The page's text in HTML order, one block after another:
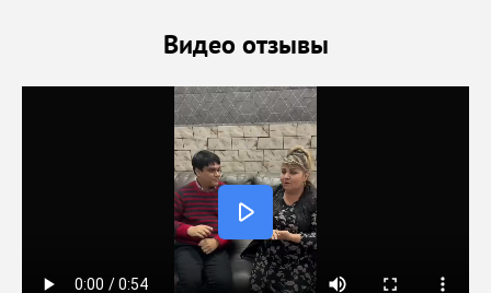
Видео отзывы